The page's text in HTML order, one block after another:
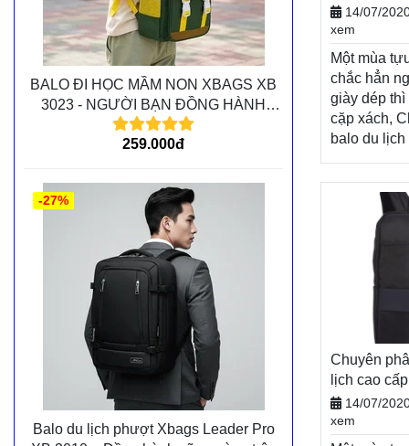
hàng toàn
trả hàng,
nhận hàng
BALO-TÚI
14/07/
xem
Một mùa
chắc hẳn
giày dép thì
cặp xách,
balo du
thêm năng
năm học
Nhân dịp
mới,
khách
chương
mãi vô
dạng sản
Chuyên
lịch hà nội,
Giao hàng
phí đổi trả
tiền khi
Chuyên
lịch cao
BALO-TÚI
14/07/
xem
BALO ĐI HỌC MẦM NON XBAGS XB
3023 - NGƯỜI BẠN ĐỒNG HÀNH
CÙNG CÁC BÉ TRÊN MỌI CHẶNG
ĐƯỜNG
259.000đ
Balo du lịch phượt Xbags Leader Pro
-27%